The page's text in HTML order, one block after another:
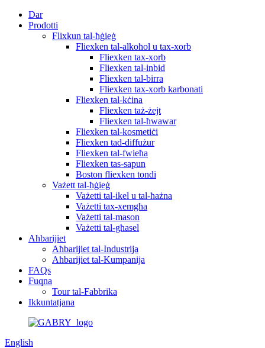
Dar
Prodotti
Flixkun tal-ħġieġ
Fliexken tal-alkoħol u tax-xorb
Fliexken tax-xorb
Fliexken tal-inbid
Fliexken tal-birra
Fliexken tax-xorb karbonati
Fliexken tal-kċina
Fliexken taż-żejt
Fliexken tal-ħwawar
Fliexken tal-kosmetiċi
Fliexken tad-diffużur
Fliexken tal-fwieħa
Fliexken tas-sapun
Boston fliexken tondi
Vażett tal-ħġieġ
Vażetti tal-ikel u tal-ħażna
Vażetti tax-xemgħa
Vażetti tal-mason
Vażetti tal-għasel
Aħbarijiet
Aħbarijiet tal-Industrija
Aħbarijiet tal-Kumpanija
FAQs
Fuqna
Tour tal-Fabbrika
Ikkuntatjana
English